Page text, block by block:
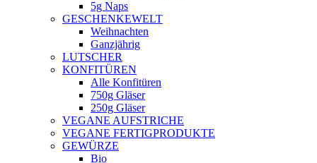
5g Naps
GESCHENKEWELT
Weihnachten
Ganzjährig
LUTSCHER
KONFITÜREN
Alle Konfitüren
750g Gläser
250g Gläser
VEGANE AUFSTRICHE
VEGANE FERTIGPRODUKTE
GEWÜRZE
Bio